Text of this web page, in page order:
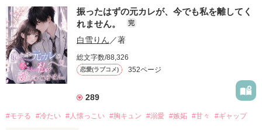
振ったはずの元カレが、今でも私を離してく
れません。
完
白雪りん ／著
総文字数/88,326
恋愛(ラブコメ) 352ページ
289
#モテる #冷たい #人懐っこい #胸キュン #溺愛 #嫉妬 #甘々 #ギャップ